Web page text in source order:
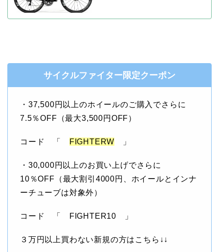
サイクルファイター限定クーポン
・37,500円以上のホイールのご購入でさらに
7.5％OFF（最大3,500円OFF）
コード 「 FIGHTERW 」
・30,000円以上のお買い上げでさらに
10％OFF（最大割引4000円、ホイールとインナ
ーチューブは対象外）
コード 「 FIGHTER10 」
３万円以上買わない新規の方はこちら↓↓